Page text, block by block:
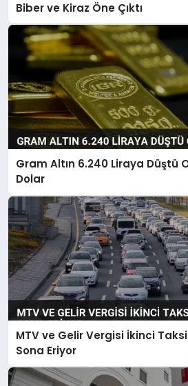
Biber ve Kiraz Öne Çıktı
Gram Altın 6.240 Liraya Düştü
Dolar
MTV ve Gelir Vergisi İkinci
Sona Eriyor